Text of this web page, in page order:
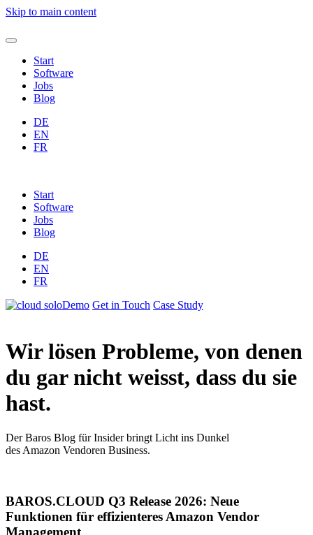
Skip to main content
Start
Software
Jobs
Blog
DE
EN
FR
Start
Software
Jobs
Blog
DE
EN
FR
Demo Get in Touch Case Study
Wirlösen Probleme, von denen
du gar nicht weisst, dass du sie
hast.
Der Baros Blog für Insider bringt Licht ins Dunkel
des Amazon Vendoren Business.
BAROS.CLOUD Q3 Release 2026: Neue
Funktionen für effizienteres Amazon Vendor
Management